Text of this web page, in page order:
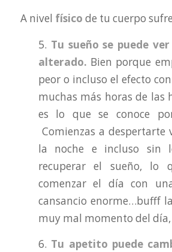
A nivel físico de tu cuerpo
5. Tu sueño se puede
alterado. Bien porque
peor o incluso el efecto
muchas más horas de las
es lo que se conoce
Comienzas a despertarte
la noche e incluso sin
recuperar el sueño, lo
comenzar el día con
cansancio enorme…bufff
muy mal momento del día,
6. Tu apetito puede